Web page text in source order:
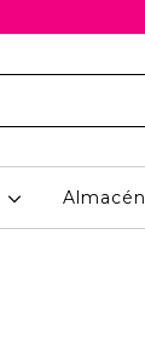
Almacén